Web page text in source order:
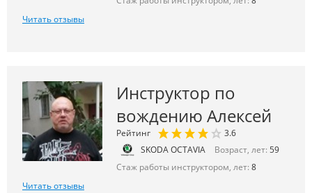
Читать отзывы
Инструктор по
вождению Алексей
Рейтинг
3.6
SKODA OCTAVIA
Возраст, лет: 59
Стаж работы инструктором, лет: 8
Читать отзывы